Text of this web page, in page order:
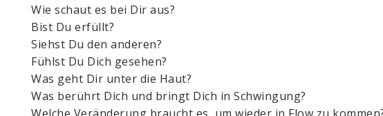
Wie schaut es bei Dir aus?
Bist Du erfüllt?
Siehst Du den anderen?
Fühlst Du Dich gesehen?
Was geht Dir unter die Haut?
Was berührt Dich und bringt Dich in Schwingung?